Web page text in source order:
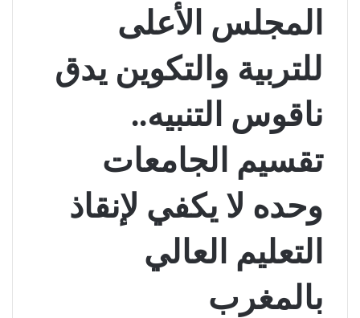
المجلس الأعلى
للتربية والتكوين يدق
ناقوس التنبيه..
تقسيم الجامعات
وحده لا يكفي لإنقاذ
التعليم العالي
بالمغرب